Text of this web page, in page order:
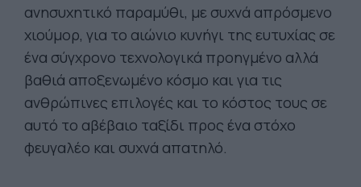
ανησυχητικό παραμύθι, με συχνά απρόσμενο
χιούμορ, για το αιώνιο κυνήγι της ευτυχίας σε
ένα σύγχρονο τεχνολογικά προηγμένο αλλά
βαθιά αποξενωμένο κόσμο και για τις
ανθρώπινες επιλογές και το κόστος τους σε
αυτό το αβέβαιο ταξίδι προς ένα στόχο
φευγαλέο και συχνά απατηλό.